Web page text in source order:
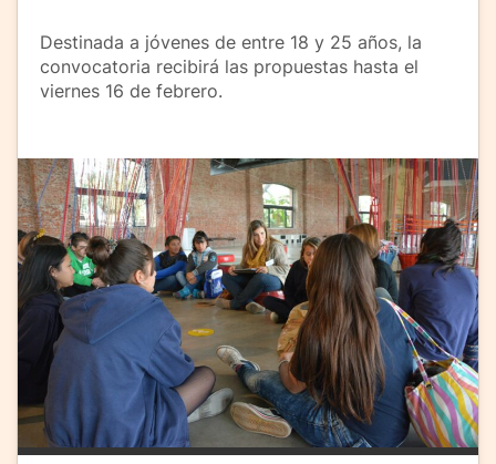
Destinada a jóvenes de entre 18 y 25 años, la
convocatoria recibirá las propuestas hasta el
viernes 16 de febrero.